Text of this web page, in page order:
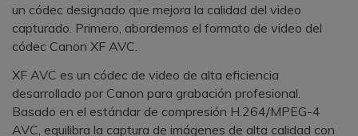
un códec designado que mejora la calidad del video
capturado. Primero, abordemos el formato de video del
códec Canon XF AVC.
XF AVC es un códec de video de alta eficiencia
desarrollado por Canon para grabación profesional.
Basado en el estándar de compresión H.264/MPEG-4
AVC, equilibra la captura de imágenes de alta calidad con